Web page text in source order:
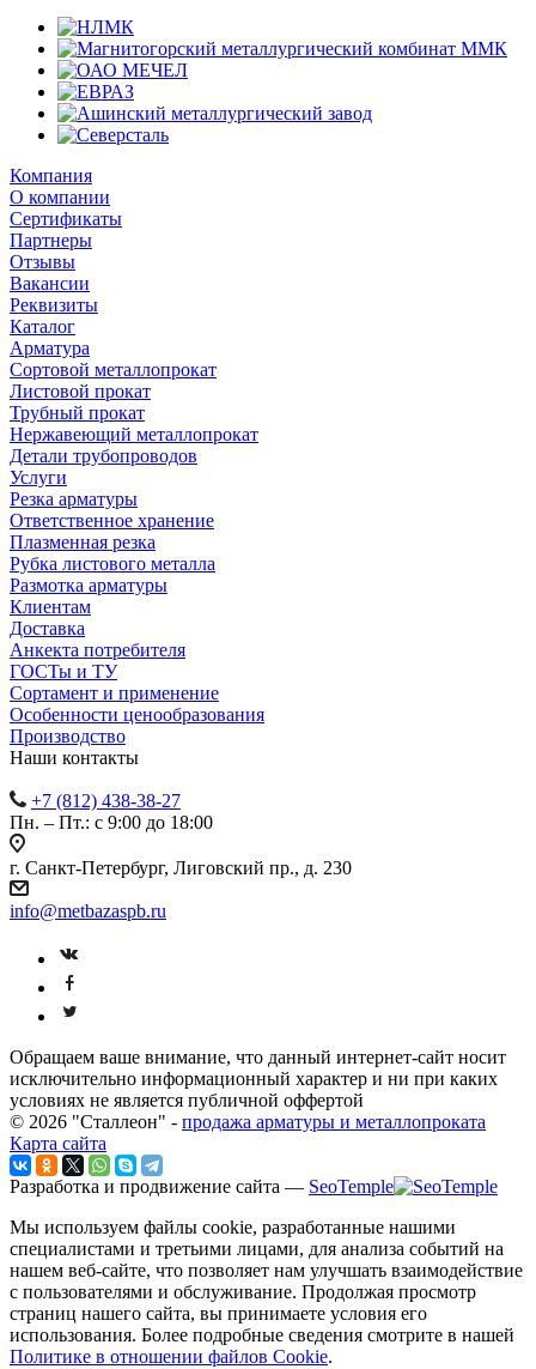
Компания
О компании
Сертификаты
Партнеры
Отзывы
Вакансии
Реквизиты
Каталог
Арматура
Сортовой металлопрокат
Листовой прокат
Трубный прокат
Нержавеющий металлопрокат
Детали трубопроводов
Услуги
Резка арматуры
Ответственное хранение
Плазменная резка
Рубка листового металла
Размотка арматуры
Клиентам
Доставка
Анкекта потребителя
ГОСТы и ТУ
Сортамент и применение
Особенности ценообразования
Производство
Наши контакты
+7 (812) 438-38-27
Пн. – Пт.: с 9:00 до 18:00
г. Санкт-Петербург, Лиговский пр., д. 230
info@metbazaspb.ru
Обращаем ваше внимание, что данный интернет-сайт носит
исключительно информационный характер и ни при каких
условиях не является публичной оффертой
© 2026 "Сталлеон" - продажа арматуры и металлопроката
Карта сайта
Разработка и продвижение сайта — SeoTemple
Мы используем файлы cookie, разработанные нашими
специалистами и третьими лицами, для анализа событий на
нашем веб-сайте, что позволяет нам улучшать взаимодействие
с пользователями и обслуживание. Продолжая просмотр
страниц нашего сайта, вы принимаете условия его
использования. Более подробные сведения смотрите в нашей
Политике в отношении файлов Cookie.